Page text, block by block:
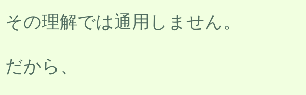
その理解では通用しません。
だから、